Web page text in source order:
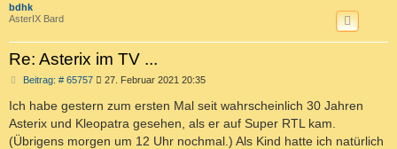
bdhk
AsterIX Bard
Re: Asterix im TV ...
Beitrag: # 65757B
i
t
r
27. Februar 2021 20:35
Ich habe gestern zum ersten Mal seit wahrscheinlich 30 Jahren
Asterix und Kleopatra gesehen, als er auf Super RTL kam.
(Übrigens morgen um 12 Uhr nochmal.) Als Kind hatte ich natürlich